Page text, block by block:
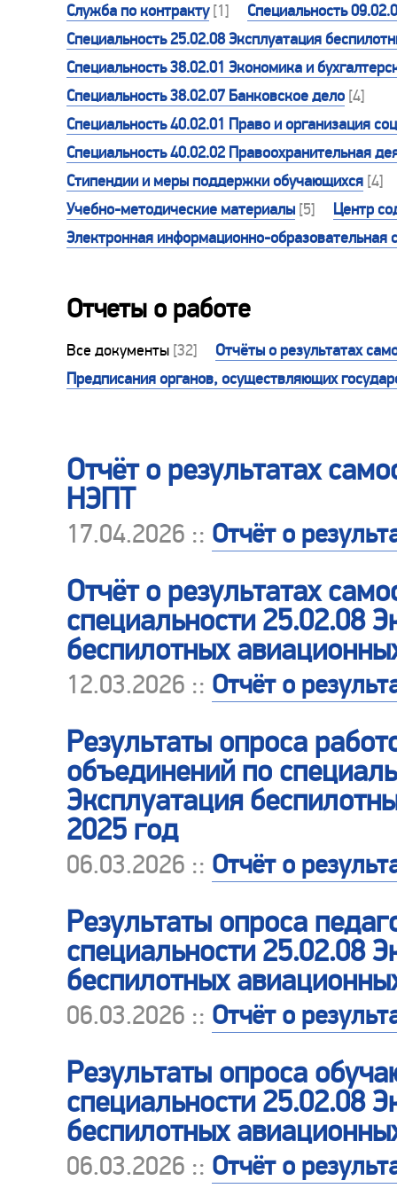
Служба по контракту [1]
Специальность
Специальность 25.02.08 Эксплуатация
Специальность 38.02.01 Экономика и
Специальность 38.02.07 Банковское дело [4]
Специальность 40.02.01 Право и организация
Специальность 40.02.02 Правоохранительная
Стипендии и меры поддержки обучающихся [4]
Учебно-методические материалы [5]
Центр
Электронная информационно-образовательная
Отчеты о работе
Все документы [32]
Отчёты о результатах
Предписания органов, осуществляющих
Отчёт о результатах
НЭПТ
17.04.2026 :: Отчёт о
Отчёт о результатах
специальности 25.02.08
беспилотных
12.03.2026 :: Отчёт о
Результаты опроса
объединений по
Эксплуатация
2025 год
06.03.2026 :: Отчёт о
Результаты опроса
специальности 25.02.08
беспилотных
06.03.2026 :: Отчёт о
Результаты опроса
специальности 25.02.08
беспилотных
06.03.2026 :: Отчёт о